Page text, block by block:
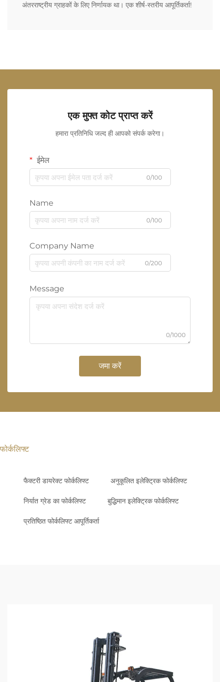
अंतरराष्ट्रीय ग्राहकों के लिए निर्णायक था। एक शीर्ष-स्तरीय आपूर्तिकर्ता!
एक मुफ्त कोट प्राप्त करें
हमारा प्रतिनिधि जल्द ही आपको संपर्क करेगा।
ईमेल
0/100
Name
0/100
Company Name
0/200
Message
0/1000
जमा करें
फोर्कलिफ्ट
फैक्टरी डायरेक्ट फोर्कलिफ्ट अनुकूलित इलेक्ट्रिक फोर्कलिफ्ट
निर्यात ग्रेड का फोर्कलिफ्ट बुद्धिमान इलेक्ट्रिक फोर्कलिफ्ट
प्रतिष्ठित फोर्कलिफ्ट आपूर्तिकर्ता